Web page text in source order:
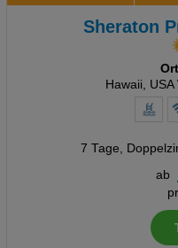
Sheraton
Hawaii,
7 Tage,
ab